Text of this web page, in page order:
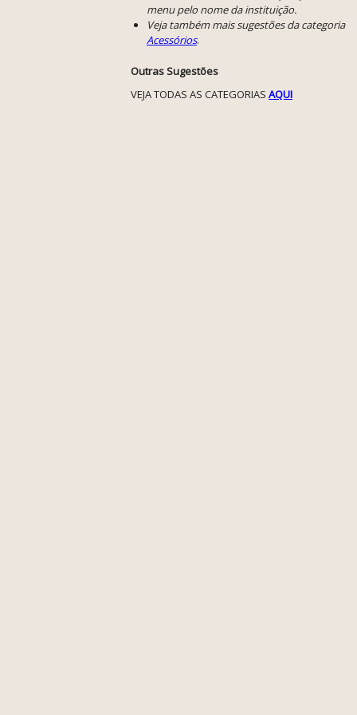
menu pelo nome da instituição.
Veja também mais sugestões da categoria
Acessórios.
Outras Sugestões
VEJA TODAS AS CATEGORIAS AQUI